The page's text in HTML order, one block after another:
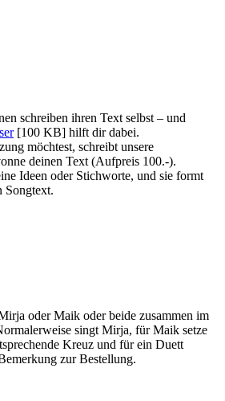
schreiben ihren Text selbst – und
[100 KB] hilft dir dabei.
möchtest, schreibt unsere
deinen Text (Aufpreis 100.-).
Ideen oder Stichworte, und sie formt
Songtext.
oder Maik oder beide zusammen im
singt Mirja, für Maik setze
Kreuz und für ein Duett
zur Bestellung.